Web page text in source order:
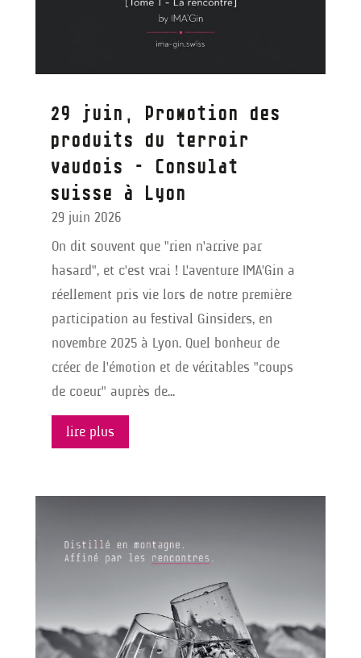
29 juin, Promotion des
produits du terroir
vaudois – Consulat
suisse à Lyon
29 juin 2026
On dit souvent que "rien n'arrive par
hasard", et c'est vrai ! L'aventure IMA'Gin a
réellement pris vie lors de notre première
participation au festival Ginsiders, en
novembre 2025 à Lyon. Quel bonheur de
créer de l'émotion et de véritables "coups
de coeur" auprès de...
lire plus